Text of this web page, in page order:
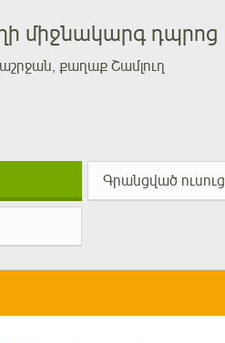
միջնակարգ դպրոց
քաղաք Շամլուղ
Գրանցված